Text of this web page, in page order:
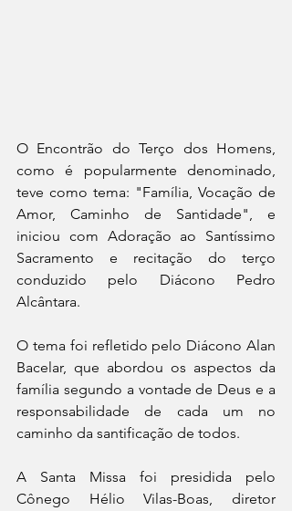
O Encontrão do Terço dos Homens,
como é popularmente denominado,
teve como tema: "Família, Vocação de
Amor, Caminho de Santidade", e
iniciou com Adoração ao Santíssimo
Sacramento e recitação do terço
conduzido pelo Diácono Pedro
Alcântara.
O tema foi refletido pelo Diácono Alan
Bacelar, que abordou os aspectos da
família segundo a vontade de Deus e a
responsabilidade de cada um no
caminho da santificação de todos.
A Santa Missa foi presidida pelo
Cônego Hélio Vilas-Boas, diretor